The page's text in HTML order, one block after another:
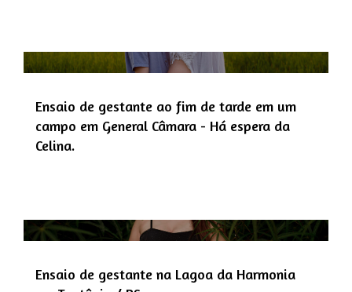
Ensaio de gestante ao fim de tarde em um
campo em General Câmara - Há espera da
Celina.
Ensaio de gestante na Lagoa da Harmonia